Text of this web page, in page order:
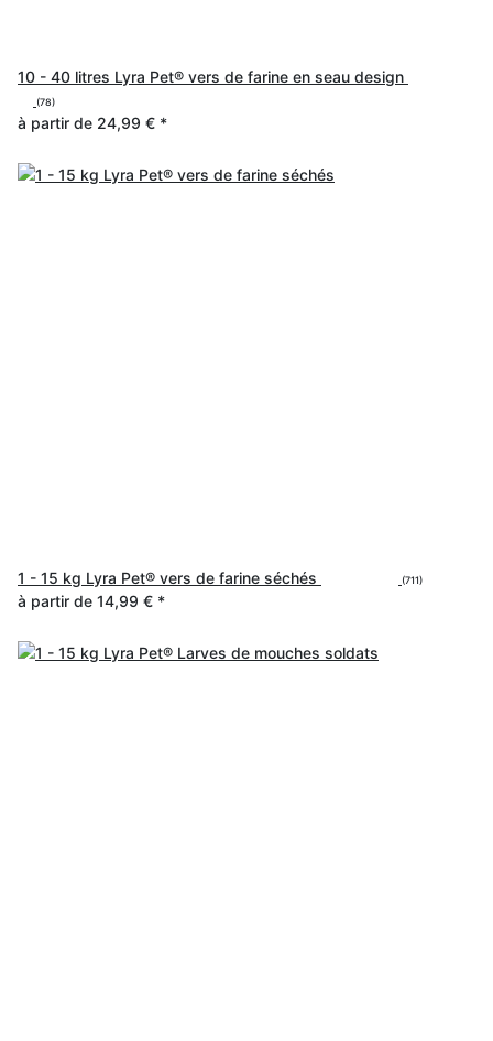
10 - 40 litres Lyra Pet® vers de farine en seau design
(78)
à partir de 24,99 € *
1 - 15 kg Lyra Pet® vers de farine séchés (711)
à partir de 14,99 € *